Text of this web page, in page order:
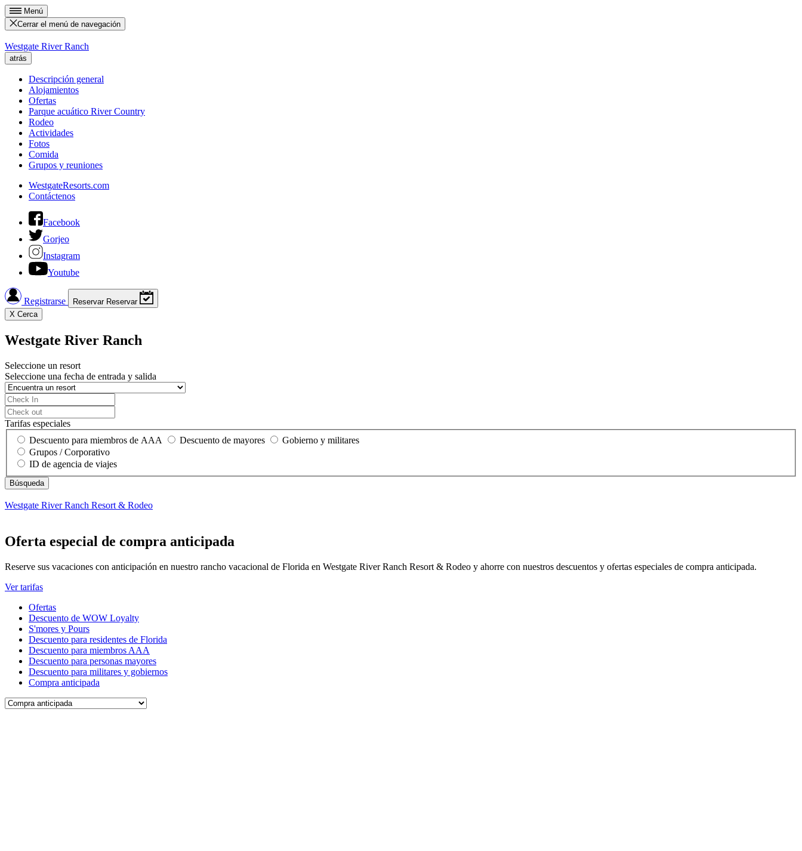
Menú
Cerrar el menú de navegación
Westgate River Ranch
atrás
Descripción general
Alojamientos
Ofertas
Parque acuático River Country
Rodeo
Actividades
Fotos
Comida
Grupos y reuniones
WestgateResorts.com
Contáctenos
Facebook
Gorjeo
Instagram
Youtube
Registrarse Reservar Reservar
X Cerca
Westgate River Ranch
Seleccione un resort
Seleccione una fecha de entrada y salida
Tarifas especiales
Descuento para miembros de AAA
Descuento de mayores
Gobierno y militares
Grupos / Corporativo
ID de agencia de viajes
Westgate River Ranch Resort & Rodeo
Oferta especial de compra anticipada
Reserve sus vacaciones con anticipación en nuestro rancho vacacional de Florida en Westgate River Ranch Resort & Rodeo y ahorre con nuestros descuentos y ofertas especiales de compra anticipada.
Ver tarifas
Ofertas
Descuento de WOW Loyalty
S'mores y Pours
Descuento para residentes de Florida
Descuento para miembros AAA
Descuento para personas mayores
Descuento para militares y gobiernos
Compra anticipada